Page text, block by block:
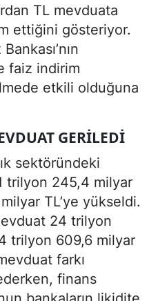
TL mevduata
ettiğini gösteriyor.
faiz indirim
etkili olduğuna
GERILEDI
sektöründeki
trilyon 245,4 milyar
TL’ye yükseldi.
24 trilyon
trilyon 609,6 milyar
farkı
finans